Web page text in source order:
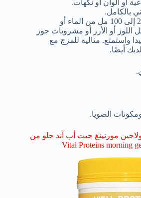
أو ألوان أو نكهات.
بالكامل.
امزج ملعقة مع 22 إلى 100 مل من الماء أو
اللوز أو الأرز أو مشروبات جوز
واستمتع. مثالية للمزج مع
أيضًا.
الصويا.
مورنينغ جيت أب آند جلو من